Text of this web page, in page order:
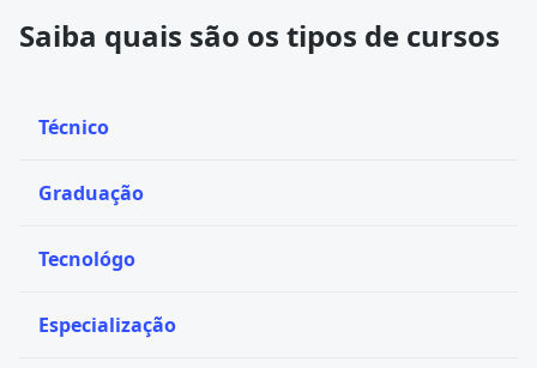
Saiba quais são os tipos de cursos
Técnico
Graduação
Tecnológo
Especialização